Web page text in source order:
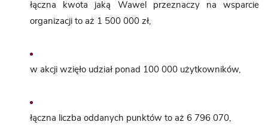
łączna kwota jaką Wawel przeznaczy na wsparcie
organizacji to aż 1 500 000 zł,
w akcji wzięło udział ponad 100 000 użytkowników,
łączna liczba oddanych punktów to aż 6 796 070,